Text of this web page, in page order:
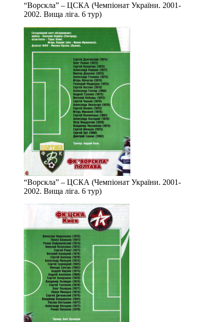
“Ворскла” – ЦСКА (Чемпіонат України. 2001-
2002. Вища ліга. 6 тур)
“Ворскла” – ЦСКА (Чемпіонат України. 2001-
2002. Вища ліга. 6 тур)